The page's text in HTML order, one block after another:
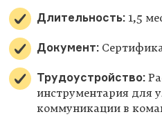
Длительность: 1,5
Документ:
Трудоустройство:
инструментария для
коммуникации в